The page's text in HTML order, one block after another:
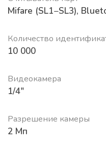
Mifare (SL1−SL3),
Количество
10 000
Видеокамера
1/4"
Разрешение камеры
2 Мп